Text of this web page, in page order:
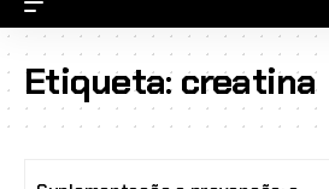
Etiqueta: creatina